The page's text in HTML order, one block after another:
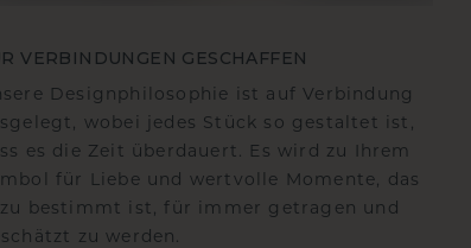
VERBINDUNGEN GESCHAFFEN
Designphilosophie ist auf Verbindung
wobei jedes Stück so gestaltet ist,
es die Zeit überdauert. Es wird zu Ihrem
für Liebe und wertvolle Momente, das
bestimmt ist, für immer getragen und
zu werden.